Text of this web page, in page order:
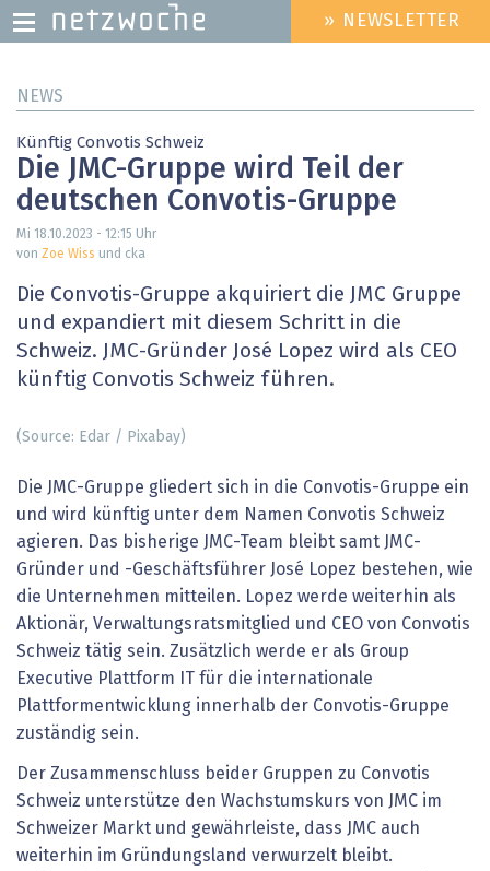
zum
HEADER
MENU
» NEWSLETTER
NEWS
Künftig Convotis Schweiz
Die JMC-Gruppe wird Teil der
deutschen Convotis-Gruppe
Mi 18.10.2023 - 12:15 Uhr
von Zoe Wiss und cka
Die Convotis-Gruppe akquiriert die JMC Gruppe
und expandiert mit diesem Schritt in die
Schweiz. JMC-Gründer José Lopez wird als CEO
künftig Convotis Schweiz führen.
(Source: Edar / Pixabay)
Die JMC-Gruppe gliedert sich in die Convotis-Gruppe ein
und wird künftig unter dem Namen Convotis Schweiz
agieren. Das bisherige JMC-Team bleibt samt JMC-
Gründer und -Geschäftsführer José Lopez bestehen, wie
die Unternehmen mitteilen. Lopez werde weiterhin als
Aktionär, Verwaltungsratsmitglied und CEO von Convotis
Schweiz tätig sein. Zusätzlich werde er als Group
Executive Plattform IT für die internationale
Plattformentwicklung innerhalb der Convotis-Gruppe
zuständig sein.
Der Zusammenschluss beider Gruppen zu Convotis
Schweiz unterstütze den Wachstumskurs von JMC im
Schweizer Markt und gewährleiste, dass JMC auch
weiterhin im Gründungsland verwurzelt bleibt.